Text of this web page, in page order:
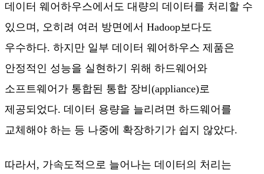
데이터 웨어하우스에서도 대량의 데이터를 처리할 수
있으며, 오히려 여러 방면에서 Hadoop보다도
우수하다. 하지만 일부 데이터 웨어하우스 제품은
안정적인 성능을 실현하기 위해 하드웨어와
소프트웨어가 통합된 통합 장비(appliance)로
제공되었다. 데이터 용량을 늘리려면 하드웨어를
교체해야 하는 등 나중에 확장하기가 쉽지 않았다.
따라서, 가속도적으로 늘어나는 데이터의 처리는